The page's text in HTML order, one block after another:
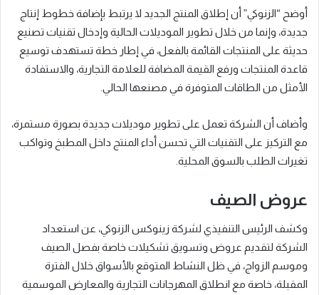
أوضح “الزنوكي” أن إطلاق المنتج الجديد لا يرتبط بإضافة خطوط إنتاج
جديدة، وإنما من خلال تطوير الموديلات الحالية وإدخال تقنيات تصنيع
حديثة على المنتجات القائمة بالفعل، في إطار خطة تستهدف توسيع
قاعدة المنتجات ورفع القيمة المضافة للعلامة التجارية، والاستفادة
الأمثل من الطاقات المتوفرة في مصنعها الحالي.
وأضاف أن الشركة تعمل على تطوير موديلات جديدة بصورة مستمرة،
مع التركيز على التقنيات التي تحسن أداء المنتج داخل المطبخ وتواكب
تغيرات الطلب بالسوق المحلية.
عروض الصيف
وكشف الرئيس التنفيذي لشركة زينوكس الزنوكي، عن استعداد
الشركة لتقديم عروض وتسويق تشكيلات خاصة بفصل الصيف
وموسم الزواج، في ظل النشاط المتوقع بالأسواق خلال الفترة
المقبلة، خاصة مع انطلاق المهرجانات التجارية والمعارض الموسمية